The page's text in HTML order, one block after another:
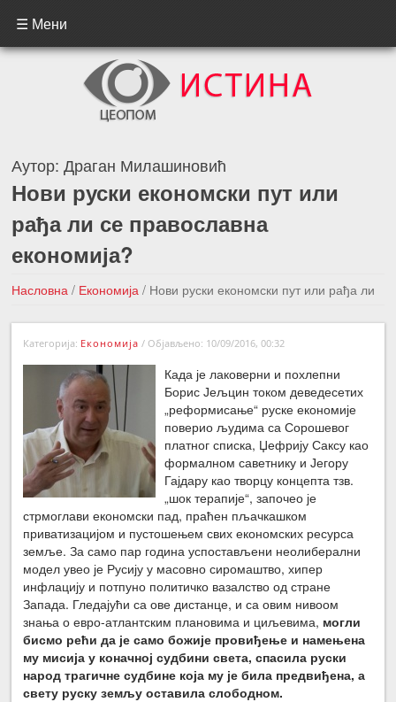
☰ Мени
Аутор:Драган Милашиновић
Нови руски економски пут или
рађа ли се православна
економија?
Насловна / Економија / Нови руски економски пут или рађа ли
се православна економија?
←Претходна вест
Следећа вест →
Категорија: Економија / Објављено: 10/09/2016, 00:32
Када је лаковерни и похлепни
Борис Јељцин током деведесетих
„реформисање“ руске економије
поверио људима са Сорошевог
платног списка, Џефрију Саксу као
формалном саветнику и Јегору
Гајдару као творцу концепта тзв.
„шок терапије“, започео је
стрмоглави економски пад, праћен пљачкашком
приватизацијом и пустошењем свих економских ресурса
земље. За само пар година успостављени неолиберални
модел увео је Русију у масовно сиромаштво, хипер
инфлацију и потпуно политичко вазалство од стране
Запада. Гледајући са ове дистанце, и са овим нивоом
знања о евро-атлантским плановима и циљевима, могли
бисмо рећи да је само божије провиђење и намењена
му мисија у коначној судбини света, спасила руски
народ трагичне судбине која му је била предвиђена, а
свету руску земљу оставила слободном.